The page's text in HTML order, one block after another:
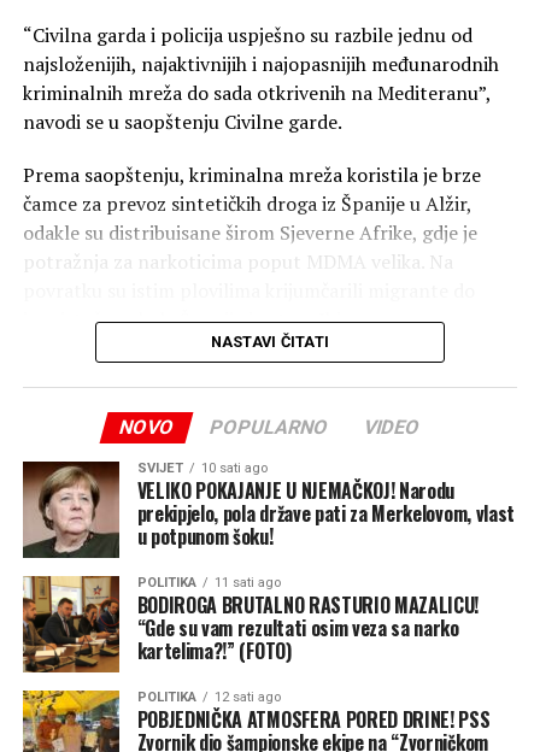
zbog napada Izraela, američkog saveznika, na Gazu i
pozvao je na “krivični postupak” zbog američkih napada
na brodove u karipskim vodama. Takođe je kritikovao
Trampovu podršku De la Esprijelji tokom predsedničkih
izbora.
(Tanjug)
“Civilna garda i policija uspješno su razbile jednu od
najsloženijih, najaktivnijih i najopasnijih međunarodnih
kriminalnih mreža do sada otkrivenih na Mediteranu”,
navodi se u saopštenju Civilne garde.
Prema saopštenju, kriminalna mreža koristila je brze
čamce za prevoz sintetičkih droga iz Španije u Alžir,
odakle su distribuisane širom Sjeverne Afrike, gdje je
potražnja za narkoticima poput MDMA velika. Na
jugoistočne obale Španije i ostrva Ibica.
najmanje 64 operacije krijumčarenja i ostvarila profit od
preko 24 miliona evra.
Operacija je sprovedena u trenutku kada su migracije i
trgovina ljudima ponovo došli u žižu javnosti u Španiji i
širom Evrope, nakon što je tokom masovnog upada
migranata u špansku enklavu Seutu prošle sedmice u
grad ušlo 72.000 ljudi.
NASTAVI ČITATI
NOVO POPULARNO VIDEO
SVIJET 10 sati ago
VELIKO POKAJANJE U NJEMAČKOJ! Narodu
prekipjelo, pola države pati za Merkelovom, vlast
u potpunom šoku!
POLITIKA 11 sati ago
BODIROGA BRUTALNO RASTURIO MAZALICU!
“Gde su vam rezultati osim veza sa narko
kartelima?!” (FOTO)
POLITIKA 12 sati ago
POBJEDNIČKA ATMOSFERA PORED DRINE! PSS
Zvornik dio šampionske ekipe na “Zvorničkom